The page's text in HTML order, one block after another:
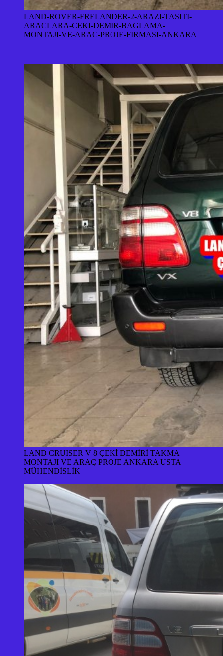
LAND-ROVER-FRELANDER-2-ARAZI-TASITI-
ARACLARA-CEKI-DEMIR-BAGLAMA-
MONTAJI-VE-ARAC-PROJE-FIRMASI-ANKARA
LAND CRUISER V 8 ÇEKİ DEMİRİ TAKMA
MONTAJI VE ARAÇ PROJE ANKARA USTA
MÜHENDİSLİK